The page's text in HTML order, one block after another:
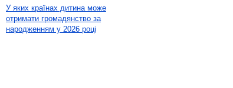
У яких країнах дитина може
отримати громадянство за
народженням у 2026 році